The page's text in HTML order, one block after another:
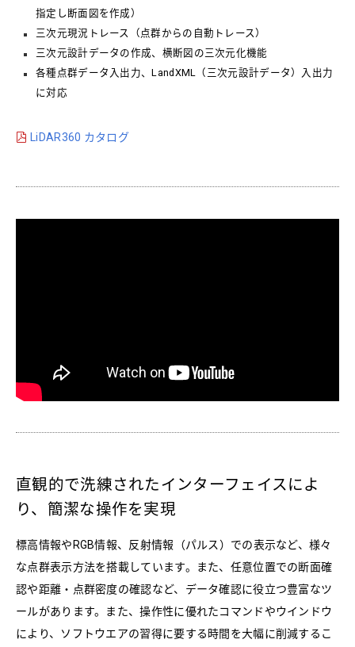
指定し断面図を作成）
三次元現況トレース（点群からの自動トレース）
三次元設計データの作成、横断図の三次元化機能
各種点群データ入出力、LandXML（三次元設計データ）入出力
に対応
LiDAR360 カタログ
直観的で洗練されたインターフェイスによ
り、簡潔な操作を実現
標高情報やRGB情報、反射情報（パルス）での表示など、様々
な点群表示方法を搭載しています。また、任意位置での断面確
認や距離・点群密度の確認など、データ確認に役立つ豊富なツ
ールがあります。また、操作性に優れたコマンドやウインドウ
により、ソフトウエアの習得に要する時間を大幅に削減するこ